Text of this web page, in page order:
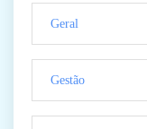
Geral
Gestão